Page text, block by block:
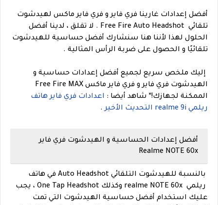
أفضل إعدادات غارينا فري فاير و فري فاير ماكس لهيدشوت
تلقائي Free Fire Auto Headshot . لا تقلق ، لدينا أفضل
الحلول لهذا لأننا هنا سنشارك أفضل حساسية للهيدشوت
تلقائيًا و الحصول على ضربة الرأس المثالية .
إليك ملخص سريع لجميع أفضل إعدادات حساسية و
الهيدشوت فري فاير و فري فاير ماكس Free Fire MAX
الممكنة لجهازك!* شاهد أيضا : اعدادات فري فاير هاتف
ريلمي realme 9i التحديث الأخير
.
أفضل إعدادات الحساسية و الهيدشوت فري فاير
Realme NOTE 60x
بالنسبة للهيدشوت التلقائي Auto Headshot في هاتف
ريلمي realme NOTE 60x وكذلك One Tap Headshot ، يجب
عليك استخدام أفضل حساسية الهيدشوت التي تمت